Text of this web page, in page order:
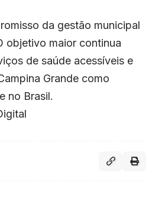
da gestão municipal
objetivo maior continua
de saúde acessíveis e
Grande como
no Brasil.